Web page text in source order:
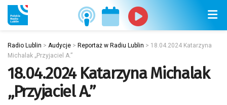
Radio Lublin > Audycje > Reportaż w Radiu Lublin > 18.04.2024 Katarzyna
Michalak „Przyjaciel A.”
18.04.2024 Katarzyna Michalak
„Przyjaciel A.”